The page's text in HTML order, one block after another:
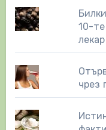
10-
чрез